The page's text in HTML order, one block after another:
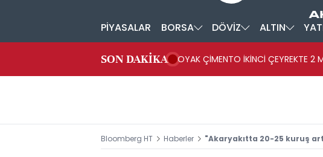
PİYASALAR BORSA DÖVİZ ALTIN
SON DAKİKA OYAK ÇİMENTO İKİNCİ ÇEYREKTE 2
Bloomberg HT Haberler "Akaryakıtta 20-25 kuruş